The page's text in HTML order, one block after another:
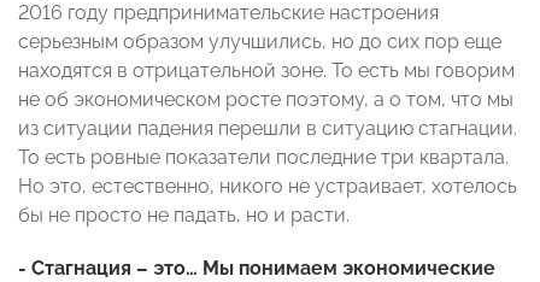
2016 году предпринимательские настроения
серьезным образом улучшились, но до сих пор еще
находятся в отрицательной зоне. То есть мы говорим
не об экономическом росте поэтому, а о том, что мы
из ситуации падения перешли в ситуацию стагнации.
То есть ровные показатели последние три квартала.
Но это, естественно, никого не устраивает, хотелось
бы не просто не падать, но и расти.
- Стагнация – это… Мы понимаем экономические